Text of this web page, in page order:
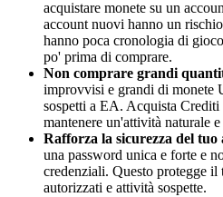
acquistare monete su un
account nuovi hanno un
hanno poca cronologia di
po' prima di comprare.
Non comprare grandi
improvvisi e grandi di monete
sospetti a EA. Acquista
mantenere un'attività naturale
Rafforza la sicurezza del tuo
una password unica e forte e
credenziali. Questo protegge il
autorizzati e attività sospette.